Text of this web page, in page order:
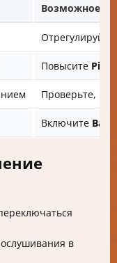
Возможное
Повысите
Проверьте,
Включите
в